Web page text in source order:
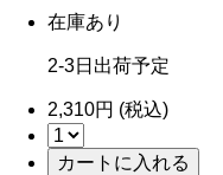
在庫あり
2-3日出荷予定
2,310円 (税込)